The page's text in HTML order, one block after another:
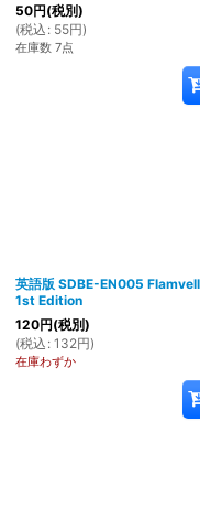
50円(税別)
(税込 : 55円)
在庫数 7点
英語版 SDBE-EN005
1st Edition
120円(税別)
(税込 : 132円)
在庫わずか